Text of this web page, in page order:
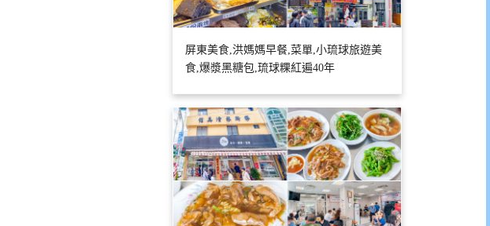
屏東美食,洪媽媽早餐,菜單,小琉球旅遊美
食,爆漿黑糖包,琉球粿紅遍40年